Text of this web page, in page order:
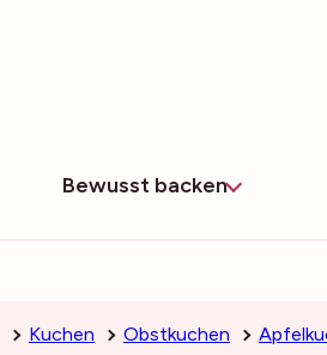
Bewusst backen
Kuchen Obstkuchen